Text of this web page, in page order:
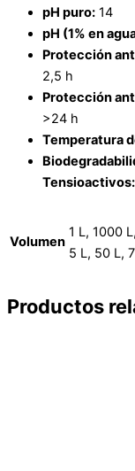
pH puro: 14
pH (1% en
Protección
2,5 h
Protección
>24 h
Temperatura
Tensioactivos:
Volumen
1 L, 1000
5 L, 50 L,
Productos